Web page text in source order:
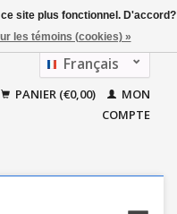
Français
Nederlands
PANIER (€0,00)
MON
COMPTE
site plus fonctionnel. D'accord?
les témoins (cookies) »